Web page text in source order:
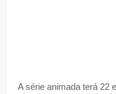
A série animada terá 22